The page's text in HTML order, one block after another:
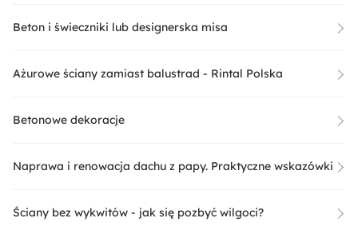
Beton i świeczniki lub designerska misa
Ażurowe ściany zamiast balustrad - Rintal Polska
Betonowe dekoracje
Naprawa i renowacja dachu z papy. Praktyczne wskazówki
Ściany bez wykwitów - jak się pozbyć wilgoci?